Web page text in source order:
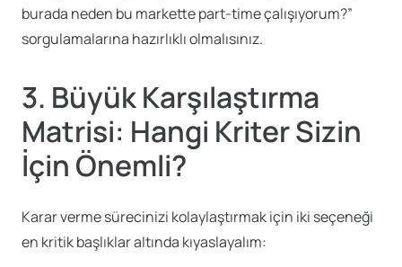
burada neden bu markette part-time çalışıyorum?”
sorgulamalarına hazırlıklı olmalısınız.
3. Büyük Karşılaştırma
Matrisi: Hangi Kriter Sizin
İçin Önemli?
Karar verme sürecinizi kolaylaştırmak için iki seçeneği
en kritik başlıklar altında kıyaslayalım: